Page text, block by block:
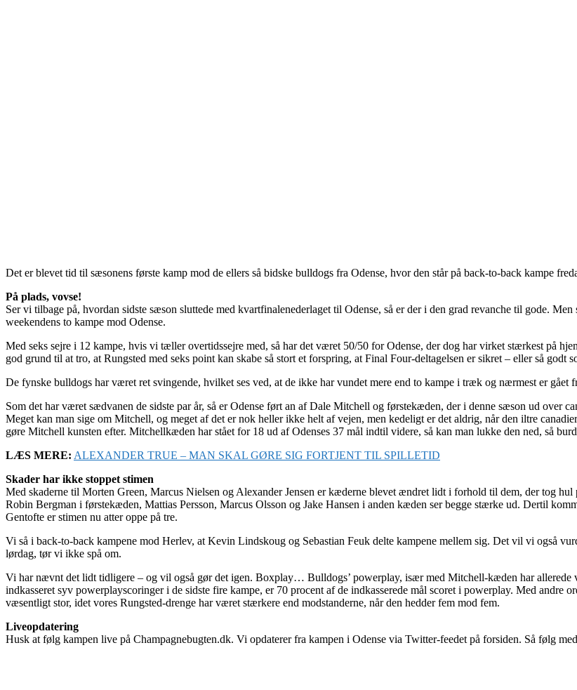
Det er blevet tid til sæsonens første kamp mod de ellers så bidske bulldogs fra Odense, hvor den står på back-to-back kampe
På plads, vovse!
Ser vi tilbage på, hvordan sidste sæson sluttede med kvartfinalenederlaget til Odense, så er der i den grad revanche til gode.
weekendens to kampe mod Odense.
Med seks sejre i 12 kampe, hvis vi tæller overtidssejre med, så har det været 50/50 for Odense, der dog har virket stærkest på
god grund til at tro, at Rungsted med seks point kan skabe så stort et forspring, at Final Four-deltagelsen er sikret – eller så godt
De fynske bulldogs har været ret svingende, hvilket ses ved, at de ikke har vundet mere end to kampe i træk og nærmest er gået
Som det har været sædvanen de sidste par år, så er Odense ført an af Dale Mitchell og førstekæden, der i denne sæson ud over
Meget kan man sige om Mitchell, og meget af det er nok heller ikke helt af vejen, men kedeligt er det aldrig, når den iltre
gøre Mitchell kunsten efter. Mitchellkæden har stået for 18 ud af Odenses 37 mål indtil videre, så kan man lukke den ned, så
LÆS MERE: ALEXANDER TRUE – MAN SKAL GØRE SIG FORTJENT TIL SPILLETID
Skader har ikke stoppet stimen
Med skaderne til Morten Green, Marcus Nielsen og Alexander Jensen er kæderne blevet ændret lidt i forhold til dem, der tog
Robin Bergman i førstekæden, Mattias Persson, Marcus Olsson og Jake Hansen i anden kæden ser begge stærke ud. Dertil
Gentofte er stimen nu atter oppe på tre.
Vi så i back-to-back kampene mod Herlev, at Kevin Lindskoug og Sebastian Feuk delte kampene mellem sig. Det vil vi også
lørdag, tør vi ikke spå om.
Vi har nævnt det lidt tidligere – og vil også gør det igen. Boxplay… Bulldogs’ powerplay, især med Mitchell-kæden har allerede
indkasseret syv powerplayscoringer i de sidste fire kampe, er 70 procent af de indkasserede mål scoret i powerplay. Med andre
væsentligt stor, idet vores Rungsted-drenge har været stærkere end modstanderne, når den hedder fem mod fem.
Liveopdatering
Husk at følg kampen live på Champagnebugten.dk. Vi opdaterer fra kampen i Odense via Twitter-feedet på forsiden. Så følg